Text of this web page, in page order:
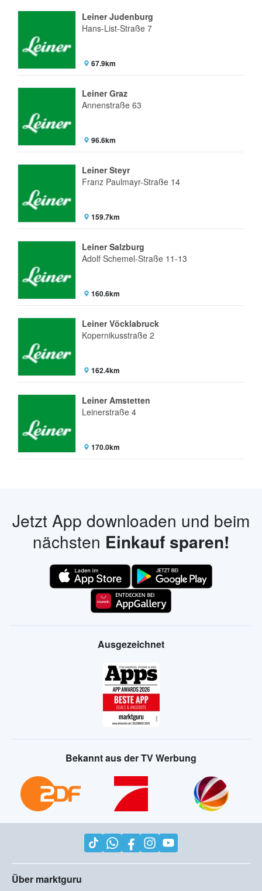
Leiner Judenburg
Hans-List-Straße 7
67.9km
Leiner Graz
Annenstraße 63
96.6km
Leiner Steyr
Franz Paulmayr-Straße 14
159.7km
Leiner Salzburg
Adolf Schemel-Straße 11-13
160.6km
Leiner Vöcklabruck
Kopernikusstraße 2
162.4km
Leiner Amstetten
Leinerstraße 4
170.0km
Jetzt App downloaden und beim
nächsten Einkauf sparen!
Ausgezeichnet
Bekannt aus der TV Werbung
Über marktguru